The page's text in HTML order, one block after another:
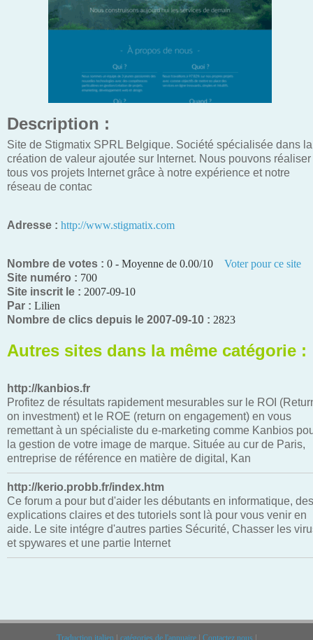
Description :
Site de Stigmatix SPRL Belgique. Société spécialisée dans la
création de valeur ajoutée sur Internet. Nous pouvons réaliser
tous vos projets Internet grâce à notre expérience et notre
réseau de contac
Adresse : http://www.stigmatix.com
Nombre de votes : 0 - Moyenne de 0.00/10 Voter pour ce site
Site numéro : 700
Site inscrit le : 2007-09-10
Par : Lilien
Nombre de clics depuis le 2007-09-10 : 2823
Autres sites dans la même catégorie :
http://kanbios.fr
Profitez de résultats rapidement mesurables sur le ROI
on investment) et le ROE (return on engagement) en vous
remettant à un spécialiste du e-marketing comme Kanbios
la gestion de votre image de marque. Située au cur de Paris,
entreprise de référence en matière de digital, Kan
http://kerio.probb.fr/index.htm
Ce forum a pour but d'aider les débutants en informatique, des
explications claires et des tutoriels sont là pour vous venir en
aide. Le site intégre d'autres parties Sécurité, Chasser les
et spywares et une partie Internet
Traduction italien catégories de l'annuaire| Contactez nous